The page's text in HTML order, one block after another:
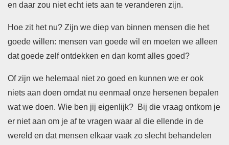
en daar zou niet echt iets aan te veranderen zijn.
Hoe zit het nu? Zijn we diep van binnen mensen die het
goede willen: mensen van goede wil en moeten we alleen
dat goede zelf ontdekken en dan komt alles goed?
Of zijn we helemaal niet zo goed en kunnen we er ook
niets aan doen omdat nu eenmaal onze hersenen bepalen
wat we doen. Wie ben jij eigenlijk? Bij die vraag ontkom je
er niet aan om je af te vragen waar al die ellende in de
wereld en dat mensen elkaar vaak zo slecht behandelen